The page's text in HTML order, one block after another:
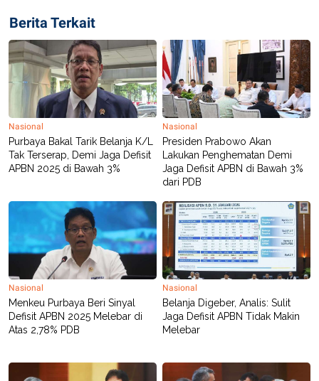
Berita Terkait
Nasional
Purbaya Bakal Tarik Belanja K/L
Tak Terserap, Demi Jaga Defisit
APBN 2025 di Bawah 3%
Nasional
Presiden Prabowo Akan
Lakukan Penghematan Demi
Jaga Defisit APBN di Bawah 3%
dari PDB
Nasional
Menkeu Purbaya Beri Sinyal
Defisit APBN 2025 Melebar di
Atas 2,78% PDB
Nasional
Belanja Digeber, Analis: Sulit
Jaga Defisit APBN Tidak Makin
Melebar